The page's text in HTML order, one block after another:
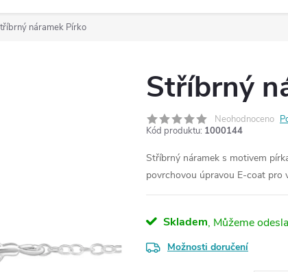
náramek Pírko
Stříbrný
Neohodnoceno
Kód produktu: 1000144
Stříbrný náramek s motivem
povrchovou úpravou E-coat pro
Skladem
Možnosti doručení